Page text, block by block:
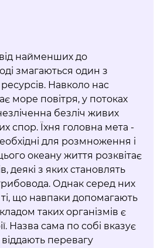
від найменших до
змагаються один з
Навколо нас
море повітря, у потоках
безліч живих
спор. Їхня головна мета -
для розмноження і
океану життя розквітає
деякі з яких становлять
Однак серед них
що навпаки допомагають
таких організмів є
Назва сама по собі вказує
віддають перевагу